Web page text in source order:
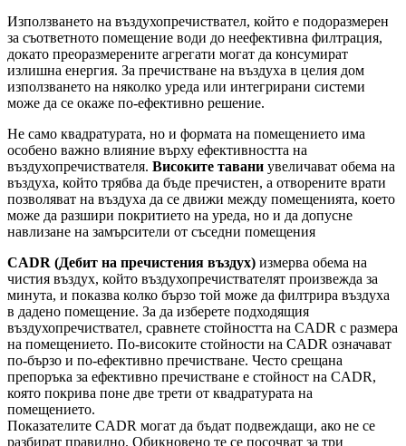
Използването на въздухопречиствател, който е подоразмерен
за съответното помещение води до неефективна филтрация,
докато преоразмерените агрегати могат да консумират
излишна енергия. За пречистване на въздуха в целия дом
използването на няколко уреда или интегрирани системи
може да се окаже по-ефективно решение.
Не само квадратурата, но и формата на помещението има
особено важно влияние върху ефективността на
въздухопречиствателя. Високите тавани увеличават обема на
въздуха, който трябва да бъде пречистен, а отворените врати
позволяват на въздуха да се движи между помещенията, което
може да разшири покритието на уреда, но и да допусне
навлизане на замърсители от съседни помещения
CADR (Дебит на пречистения въздух) измерва обема на
чистия въздух, който въздухопречиствателят произвежда за
минута, и показва колко бързо той може да филтрира въздуха
в дадено помещение. За да изберете подходящия
въздухопречиствател, сравнете стойността на CADR с размера
на помещението. По-високите стойности на CADR означават
по-бързо и по-ефективно пречистване. Често срещана
препоръка за ефективно пречистване е стойност на CADR,
която покрива поне две трети от квадратурата на
помещението.
Показателите CADR могат да бъдат подвеждащи, ако не се
разбират правилно. Обикновено те се посочват за три